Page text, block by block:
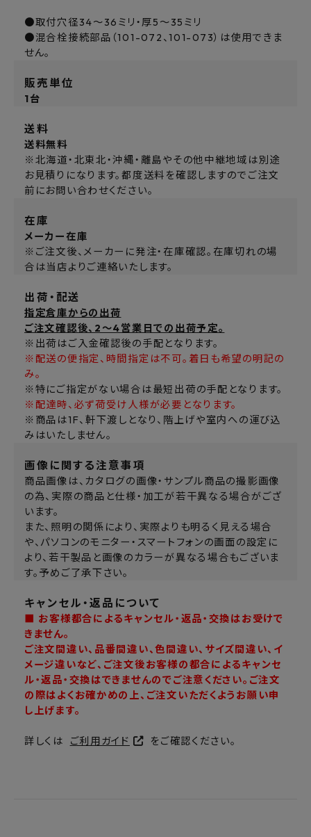
●取付穴径34～36ミリ・厚5～35ミリ
●混合栓接続部品（101-072、101-073）は使用できま
せん。
販売単位
1台
送料
送料無料
※北海道・北東北・沖縄・離島やその他中継地域は別途
お見積りになります。都度送料を確認しますのでご注文
前にお問い合わせください。
在庫
メーカー在庫
※ご注文後、メーカーに発注・在庫確認。在庫切れの場
合は当店よりご連絡いたします。
出荷・配送
指定倉庫からの出荷
ご注文確認後、2～4営業日での出荷予定。
※出荷はご入金確認後の手配となります。
※配送の便指定、時間指定は不可。着日も希望の明記の
み。
※特にご指定がない場合は最短出荷の手配となります。
※配達時、必ず荷受け人様が必要となります。
※商品は1F、軒下渡しとなり、階上げや室内への運び込
みはいたしません。
画像に関する注意事項
商品画像は、カタログの画像・サンプル商品の撮影画像
の為、実際の商品と仕様・加工が若干異なる場合がござ
います。
また、照明の関係により、実際よりも明るく見える場合
や、パソコンのモニター・スマートフォンの画面の設定に
より、若干製品と画像のカラーが異なる場合もございま
す。予めご了承下さい。
キャンセル・返品について
■ お客様都合によるキャンセル・返品・交換はお受けで
きません。
ご注文間違い、品番間違い、色間違い、サイズ間違い、イ
メージ違いなど、ご注文後お客様の都合によるキャンセ
ル・返品・交換はできませんのでご注意ください。ご注文
の際はよくお確かめの上、ご注文いただくようお願い申
し上げます。
詳しくは ご利用ガイド をご確認ください。